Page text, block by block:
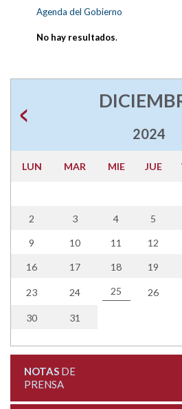
Agenda del Gobierno
No hay resultados.
2024
LUN MAR MIE JUE
2 3 4 5
9 10 11 12
16 17 18 19
23 24 25 26
30 31
NOTASDE
PRENSA